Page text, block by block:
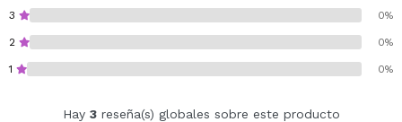
3 0%
2 0%
1 0%
Hay 3reseña(s) globales sobre este producto